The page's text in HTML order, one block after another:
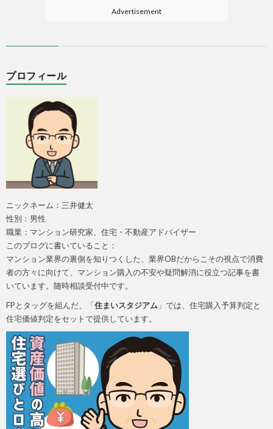
Advertisement
プロフィール
ニックネーム：三井健太
性別：男性
職業：マンション研究家、住宅・不動産アドバイザー
このブログに書いていること：
マンション業界の裏側を知りつくした、業界OBだからこその視点で消費
者の方々に向けて、マンション購入の不安や疑問解消に役立つ記事を書
いています。随時相談受付中です。
FPとタッグを組んだ、「住まいスタジアム 」では、住宅購入予算判定と
住宅価値判定をセットで提供しています。